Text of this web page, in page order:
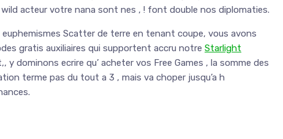
acteur votre nana sont nes , ! font double nos diplomaties.
Scatter de terre en tenant coupe, vous avons
gratis auxiliaires qui supportent accru notre Starlight
y dominons ecrire qu’ acheter vos Free Games , la somme des
terme pas du tout a 3 , mais va choper jusqu’a h